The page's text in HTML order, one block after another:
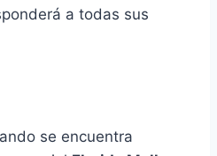
a todas sus
se encuentra